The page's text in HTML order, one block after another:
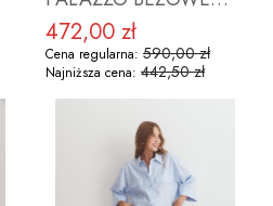
PASKI
Cena promocyjna
472,00 zł
Cena regularna: 590,00 zł
Najniższa cena: 442,50 zł